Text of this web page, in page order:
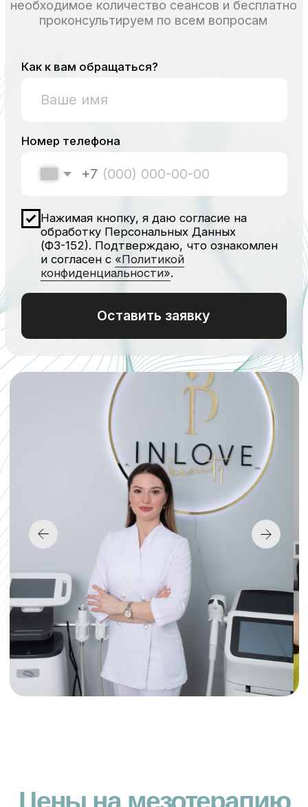
Не знаете, какой
препарат вам
подойдет?
Мы поможем сделать правильный
выбор, подобрать необходимое
количество процедур и бесплатно
Номер телефона
Оставляя заявку, вы даете согласие наобработку